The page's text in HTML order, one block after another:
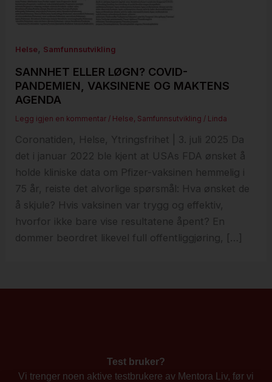
Helse, Samfunnsutvikling
SANNHET ELLER LØGN? COVID-
PANDEMIEN, VAKSINENE OG MAKTENS
AGENDA
Legg igjen en kommentar / Helse, Samfunnsutvikling / Linda
Coronatiden, Helse, Ytringsfrihet | 3. juli 2025 Da
det i januar 2022 ble kjent at USAs FDA ønsket å
holde kliniske data om Pfizer-vaksinen hemmelig i
75 år, reiste det alvorlige spørsmål: Hva ønsket de
å skjule? Hvis vaksinen var trygg og effektiv,
hvorfor ikke bare vise resultatene åpent? En
dommer beordret likevel full offentliggjøring, […]
Test bruker?
Vi trenger noen aktive testbrukere av Mentora Liv, før vi